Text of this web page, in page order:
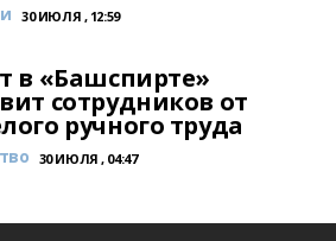
30 ИЮЛЯ , 12:59
в «Башспирте»
сотрудников от
ручного труда
30 ИЮЛЯ , 04:47